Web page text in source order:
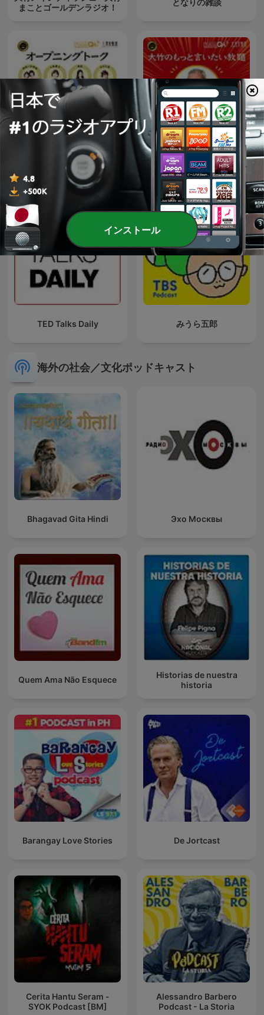
まことゴールデンラジオ！
となりの雑談
オープニング - 大竹まことゴ
ールデンラジオ！
大竹のもっと言いたい放題 -
大竹まこと ゴールデンラジ
オ！
TED Talks Daily みうら五郎
海外の社会／文化ポッドキャスト
Bhagavad Gita Hindi Эхо Москвы
Quem Ama Não Esquece
Historias de nuestra
historia
Barangay Love Stories De Jortcast
Cerita Hantu Seram -
SYOK Podcast [BM]
Alessandro Barbero
Podcast - La Storia
インストール